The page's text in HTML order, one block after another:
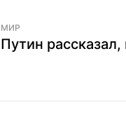
МИР
Путин